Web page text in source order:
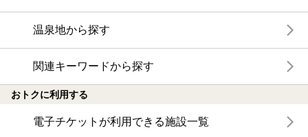
温泉地から探す
関連キーワードから探す
おトクに利用する
電子チケットが利用できる施設一覧